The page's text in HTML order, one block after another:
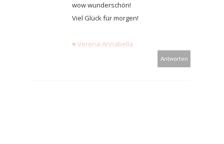
wow wunderschön!
Viel Glück für morgen!
♥ Verena-Annabella
Antworten